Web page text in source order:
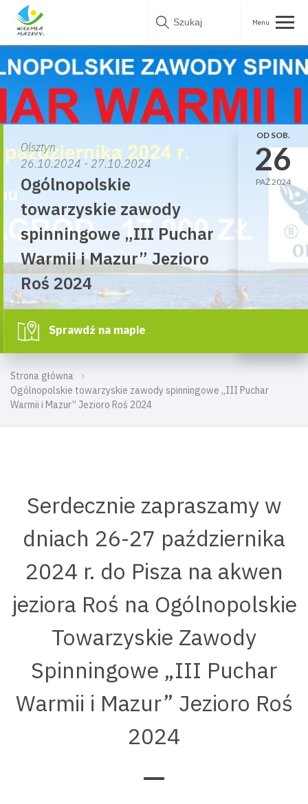
Skip
Strona główna
Ogólnopolskie towarzyskie zawody spinningowe „III Puchar
Warmii i Mazur” Jezioro Roś 2024
Olsztyn
26.10.2024 - 27.10.2024
Ogólnopolskie
towarzyskie zawody
spinningowe „III Puchar
Warmii i Mazur” Jezioro
Roś 2024
OD SOB.
26
PAŹ 2024
Sprawdź na mapie
Serdecznie zapraszamy w
dniach 26-27 października
2024 r. do Pisza na akwen
jeziora Roś na Ogólnopolskie
Towarzyskie Zawody
Spinningowe „III Puchar
Warmii i Mazur” Jezioro Roś
2024